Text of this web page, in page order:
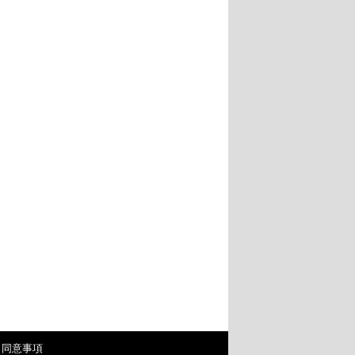
意事項